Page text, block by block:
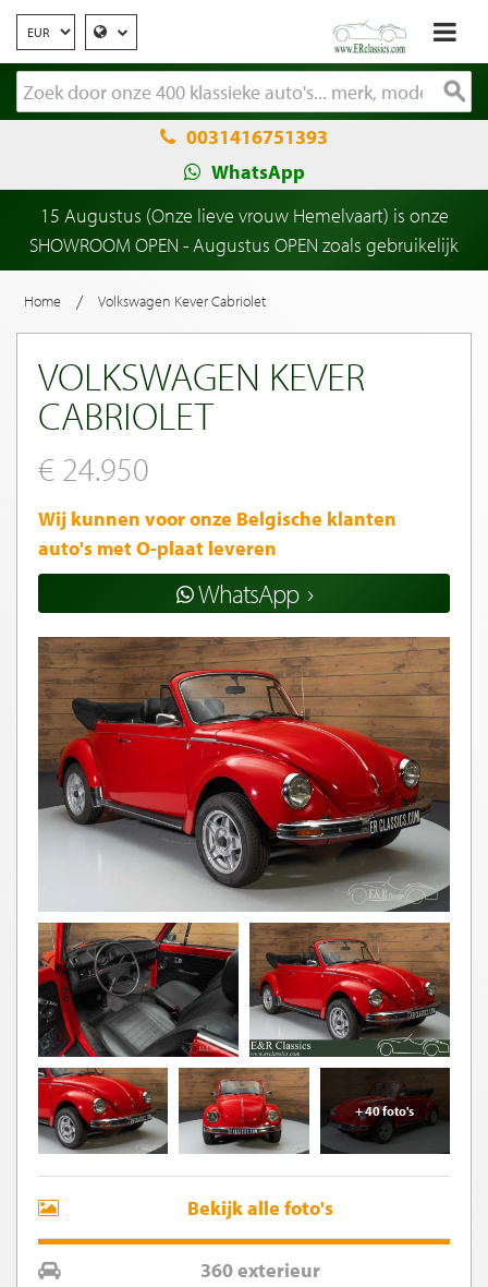
0031416751393
WhatsApp
15 Augustus (Onze lieve vrouw Hemelvaart) is onze
SHOWROOM OPEN - Augustus OPEN zoals gebruikelijk
Home / Volkswagen Kever Cabriolet
VOLKSWAGEN KEVER
CABRIOLET
€ 24.950
Wij kunnen voor onze Belgische klanten
auto's met O-plaat leveren
WhatsApp
+ 40 foto's
Bekijk alle foto's
360 exterieur